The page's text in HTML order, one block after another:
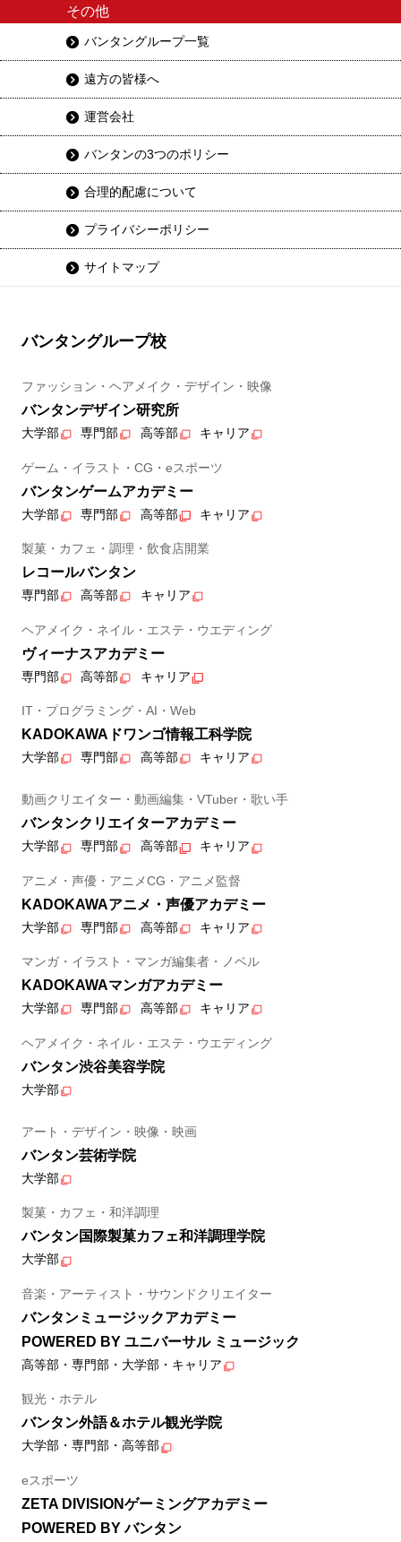
その他
バンタングループ一覧
遠方の皆様へ
運営会社
バンタンの3つのポリシー
合理的配慮について
プライバシーポリシー
サイトマップ
バンタングループ校
ファッション・ヘアメイク・デザイン・映像
バンタンデザイン研究所
大学部 専門部 高等部 キャリア
ゲーム・イラスト・CG・eスポーツ
バンタンゲームアカデミー
大学部 専門部 高等部 キャリア
製菓・カフェ・調理・飲食店開業
レコールバンタン
専門部 高等部 キャリア
ヘアメイク・ネイル・エステ・ウエディング
ヴィーナスアカデミー
専門部 高等部 キャリア
IT・プログラミング・AI・Web
KADOKAWAドワンゴ情報工科学院
大学部 専門部 高等部 キャリア
動画クリエイター・動画編集・VTuber・歌い手
バンタンクリエイターアカデミー
大学部 専門部 高等部 キャリア
アニメ・声優・アニメCG・アニメ監督
KADOKAWAアニメ・声優アカデミー
大学部 専門部 高等部 キャリア
マンガ・イラスト・マンガ編集者・ノベル
KADOKAWAマンガアカデミー
大学部 専門部 高等部 キャリア
ヘアメイク・ネイル・エステ・ウエディング
バンタン渋谷美容学院
大学部
アート・デザイン・映像・映画
バンタン芸術学院
大学部
製菓・カフェ・和洋調理
バンタン国際製菓カフェ和洋調理学院
大学部
音楽・アーティスト・サウンドクリエイター
バンタンミュージックアカデミー
POWERED BY ユニバーサル ミュージック
高等部・専門部・大学部・キャリア
観光・ホテル
バンタン外語＆ホテル観光学院
大学部・専門部・高等部
eスポーツ
ZETA DIVISIONゲーミングアカデミー
POWERED BY バンタン